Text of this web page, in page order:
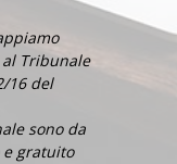
Tribunale
16 del
sono da
gratuito